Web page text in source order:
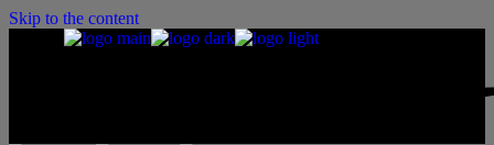
Skip to the content